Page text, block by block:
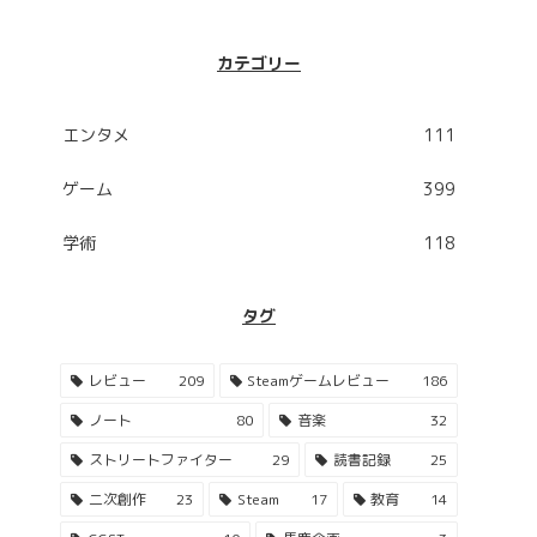
カテゴリー
エンタメ 111
ゲーム 399
学術 118
タグ
レビュー 209 Steamゲームレビュー
186
ノート
80 音楽
32
ストリートファイター
29 読書記録
25
二次創作
23 Steam 17 教育
14